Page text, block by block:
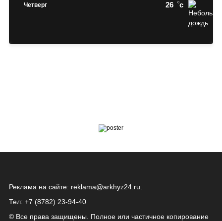
Четверг 26 c
Реклама на сайте: reklama@arkhyz24.ru
Тел: +7 (8782) 23‑94‑40
© Все права защищены. Полное или частичное копирование